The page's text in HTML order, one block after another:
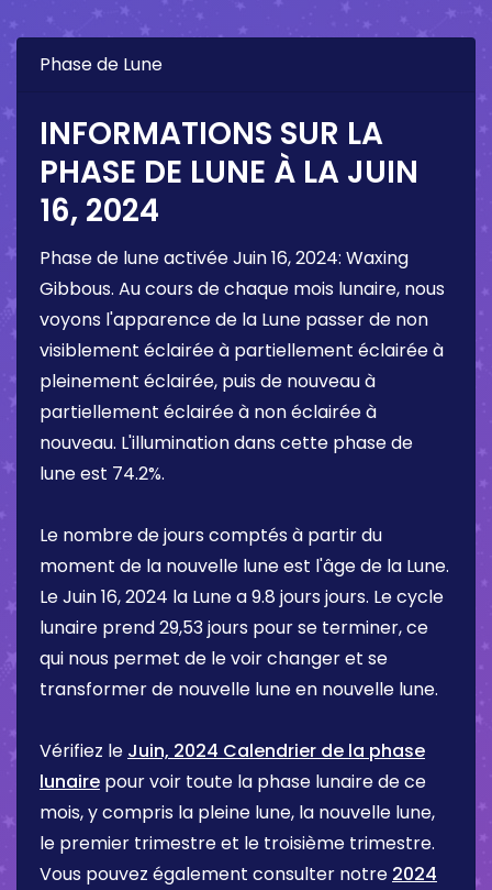
Phase de Lune
INFORMATIONS SUR LA
PHASE DE LUNE À LA JUIN
16, 2024
Phase de lune activéeJuin 16, 2024: Waxing
Gibbous. Au cours de chaque mois lunaire, nous
voyons l'apparence de la Lune passer de non
visiblement éclairée à partiellement éclairée à
pleinement éclairée, puis de nouveau à
partiellement éclairée à non éclairée à
nouveau. L'illumination dans cette phase de
lune est 74.2%.
Le nombre de jours comptés à partir du
moment de la nouvelle lune est l'âge de la Lune.
LeJuin 16, 2024 la Lune a9.8 jours jours. Le cycle
lunaire prend 29,53 jours pour se terminer, ce
qui nous permet de le voir changer et se
transformer de nouvelle lune en nouvelle lune.
Vérifiez le Juin, 2024 Calendrier de la phase
lunaire pour voir toute la phase lunaire de ce
mois, y compris la pleine lune, la nouvelle lune,
le premier trimestre et le troisième trimestre.
Vous pouvez également consulter notre 2024